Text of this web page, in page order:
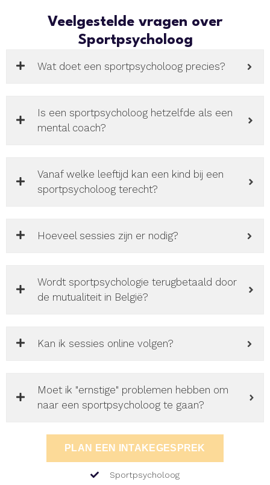
Veelgestelde vragen over
Sportpsycholoog
Wat doet een sportpsycholoog precies?
Is een sportpsycholoog hetzelfde als een
mental coach?
Vanaf welke leeftijd kan een kind bij een
sportpsycholoog terecht?
Hoeveel sessies zijn er nodig?
Wordt sportpsychologie terugbetaald door
de mutualiteit in België?
Kan ik sessies online volgen?
Moet ik "ernstige" problemen hebben om
naar een sportpsycholoog te gaan?
PLAN EEN INTAKEGESPREK
Sportpsycholoog